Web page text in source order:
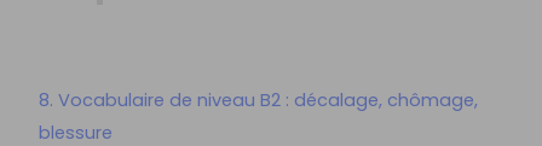
8. Vocabulaire de niveau B2 : décalage, chômage,
blessure